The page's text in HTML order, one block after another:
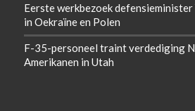
Eerste werkbezoek
in Oekraïne en Polen
F-35-personeel traint verdediging
Amerikanen in Utah